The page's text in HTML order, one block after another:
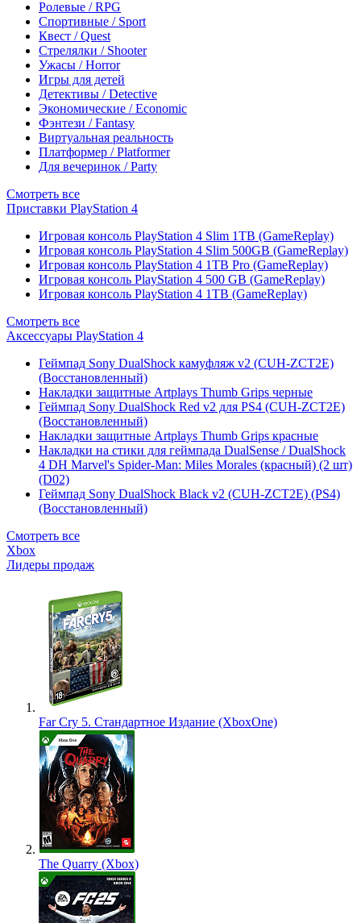
Ролевые / RPG
Спортивные / Sport
Квест / Quest
Стрелялки / Shooter
Ужасы / Horror
Игры для детей
Детективы / Detective
Экономические / Economic
Фэнтези / Fantasy
Виртуальная реальность
Платформер / Platformer
Для вечеринок / Party
Смотреть все
Приставки PlayStation 4
Игровая консоль PlayStation 4 Slim 1TB (GameReplay)
Игровая консоль PlayStation 4 Slim 500GB (GameReplay)
Игровая консоль PlayStation 4 1TB Pro (GameReplay)
Игровая консоль PlayStation 4 500 GB (GameReplay)
Игровая консоль PlayStation 4 1TB (GameReplay)
Смотреть все
Аксессуары PlayStation 4
Геймпад Sony DualShock камуфляж v2 (CUH-ZCT2E)
(Восстановленный)
Накладки защитные Artplays Thumb Grips черные
Геймпад Sony DualShock Red v2 для PS4 (CUH-ZCT2E)
(Восстановленный)
Накладки защитные Artplays Thumb Grips красные
Накладки на стики для геймпада DualSense / DualShock
4 DH Marvel's Spider-Man: Miles Morales (красный) (2 шт)
(D02)
Геймпад Sony DualShock Black v2 (CUH-ZCT2E) (PS4)
(Восстановленный)
Смотреть все
Xbox
Лидеры продаж
Far Cry 5. Стандартное Издание (XboxOne)
The Quarry (Xbox)